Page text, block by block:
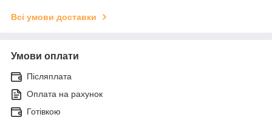
Всі умови доставки
Умови оплати
Післяплата
Оплата на рахунок
Готівкою